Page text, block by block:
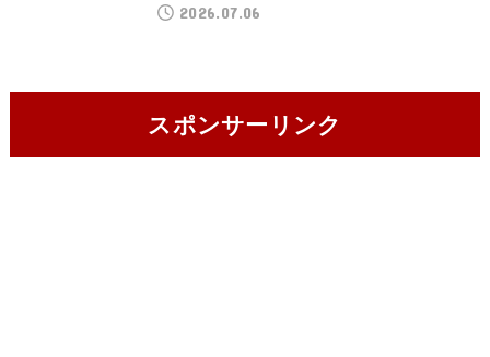
2026.07.06
スポンサーリンク